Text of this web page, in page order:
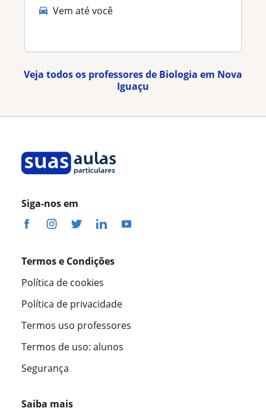
Vem até você
Veja todos os professores de Biologia em Nova
Iguaçu
Siga-nos em
Termos e Condições
Política de cookies
Política de privacidade
Termos uso professores
Termos de uso: alunos
Segurança
Saiba mais